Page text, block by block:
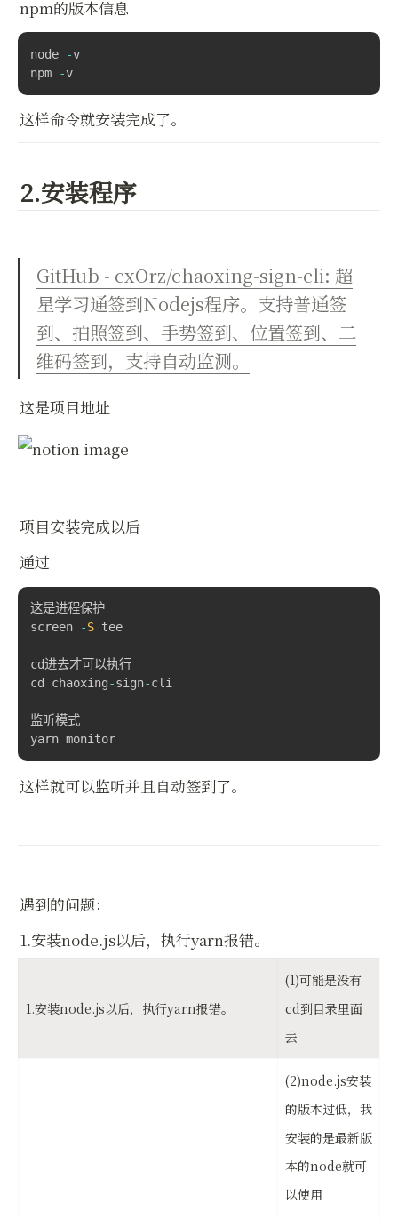
npm的版本信息
node -v
npm -v
这样命令就安装完成了。
2.安装程序
GitHub - cxOrz/chaoxing-sign-cli: 超
星学习通签到Nodejs程序。支持普通签
到、拍照签到、手势签到、位置签到、二
维码签到，支持自动监测。
这是项目地址
项目安装完成以后
通过
这是进程保护
screen -S tee
cd进去才可以执行
cd chaoxing-sign-cli
监听模式
yarn monitor
这样就可以监听并且自动签到了。
遇到的问题：
1.安装node.js以后，执行yarn报错。
1.安装node.js以后，执行yarn报错。
(1)可能是没有
cd到目录里面
去
(2)node.js安装
的版本过低，我
安装的是最新版
本的node就可
以使用